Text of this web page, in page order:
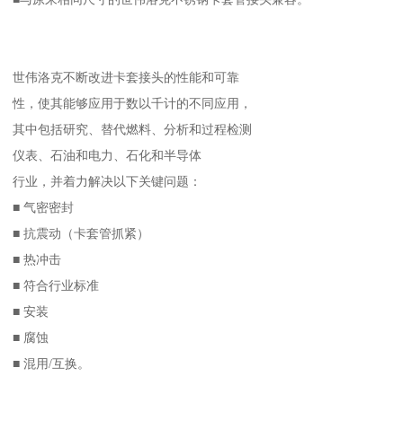
世伟洛克不断改进卡套接头的性能和可靠
性，使其能够应用于数以千计的不同应用，
其中包括研究、替代燃料、分析和过程检测
仪表、石油和电力、石化和半导体
行业，并着力解决以下关键问题：
■ 气密密封
■ 抗震动（卡套管抓紧）
■ 热冲击
■ 符合行业标准
■ 安装
■ 腐蚀
■ 混用/互换。